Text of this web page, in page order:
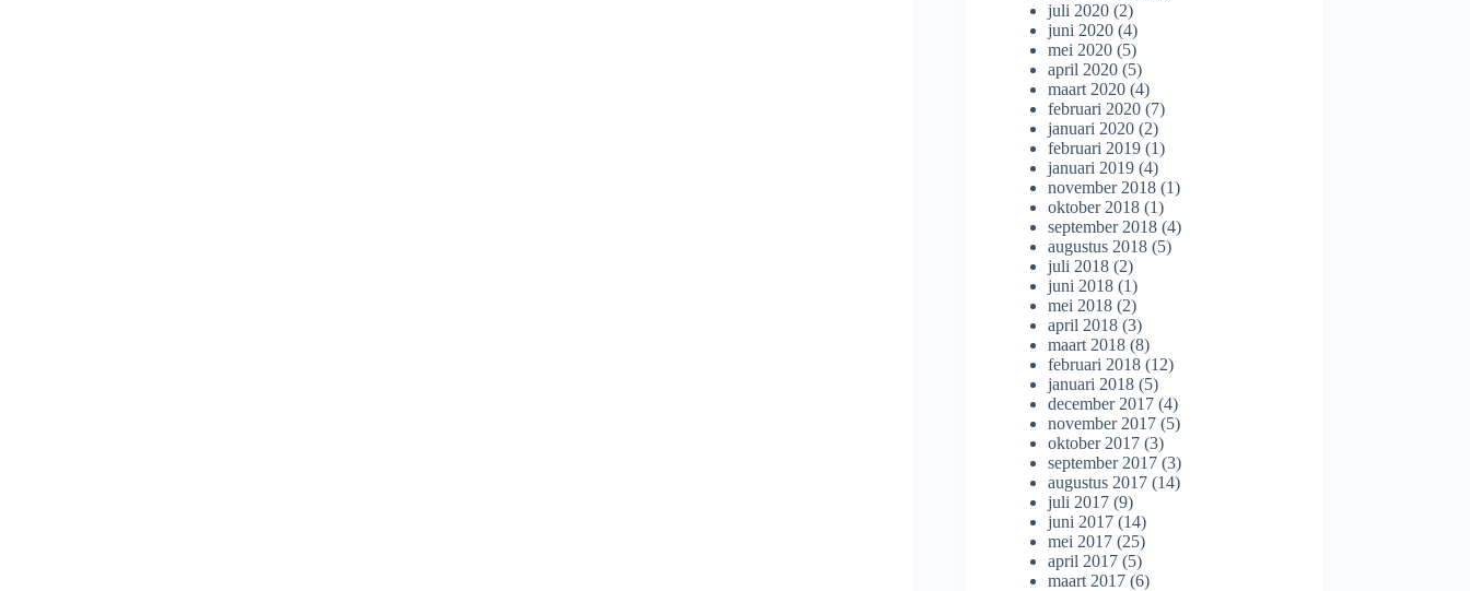
juli 2020 (2)
juni 2020 (4)
mei 2020 (5)
april 2020 (5)
maart 2020 (4)
februari 2020 (7)
januari 2020 (2)
februari 2019 (1)
januari 2019 (4)
november 2018 (1)
oktober 2018 (1)
september 2018 (4)
augustus 2018 (5)
juli 2018 (2)
juni 2018 (1)
mei 2018 (2)
april 2018 (3)
maart 2018 (8)
februari 2018 (12)
januari 2018 (5)
december 2017 (4)
november 2017 (5)
oktober 2017 (3)
september 2017 (3)
augustus 2017 (14)
juli 2017 (9)
juni 2017 (14)
mei 2017 (25)
april 2017 (5)
maart 2017 (6)